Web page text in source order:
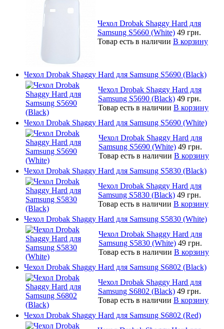
Чехол Drobak Shaggy Hard для
Samsung S5660 (White) 49 грн.
Товар есть в наличии В корзину
Чехол Drobak Shaggy Hard для Samsung S5690 (Black)
Чехол Drobak Shaggy Hard для
Samsung S5690 (Black) 49 грн.
Товар есть в наличии В корзину
Чехол Drobak Shaggy Hard для Samsung S5690 (White)
Чехол Drobak Shaggy Hard для
Samsung S5690 (White) 49 грн.
Товар есть в наличии В корзину
Чехол Drobak Shaggy Hard для Samsung S5830 (Black)
Чехол Drobak Shaggy Hard для
Samsung S5830 (Black) 49 грн.
Товар есть в наличии В корзину
Чехол Drobak Shaggy Hard для Samsung S5830 (White)
Чехол Drobak Shaggy Hard для
Samsung S5830 (White) 49 грн.
Товар есть в наличии В корзину
Чехол Drobak Shaggy Hard для Samsung S6802 (Black)
Чехол Drobak Shaggy Hard для
Samsung S6802 (Black) 49 грн.
Товар есть в наличии В корзину
Чехол Drobak Shaggy Hard для Samsung S6802 (Red)